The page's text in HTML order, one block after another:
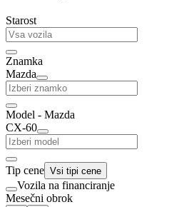
Starost
Znamka
Mazda
Model - Mazda
CX-60
Tip cene Vsi tipi cene
Vozila na financiranje
Mesečni obrok